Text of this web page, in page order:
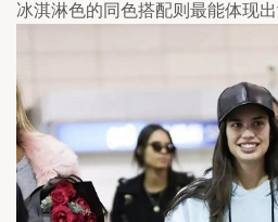
冰淇淋色的同色搭配则最能体现出